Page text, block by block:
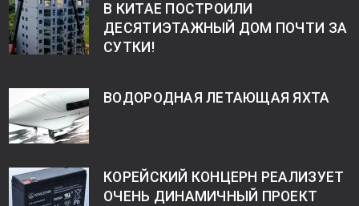
В КИТАЕ ПОСТРОИЛИ
ДЕСЯТИЭТАЖНЫЙ ДОМ ПОЧТИ ЗА
СУТКИ!
ВОДОРОДНАЯ ЛЕТАЮЩАЯ ЯХТА
КОРЕЙСКИЙ КОНЦЕРН РЕАЛИЗУЕТ
ОЧЕНЬ ДИНАМИЧНЫЙ ПРОЕКТ